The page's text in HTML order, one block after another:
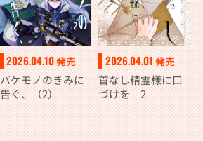
2026.04.10発売
バケモノのきみに
告ぐ、（2）
2026.04.01 発売
首なし精霊様に口
づけを 2